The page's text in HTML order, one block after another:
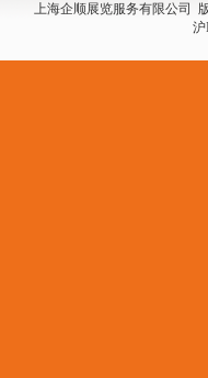
上海企顺展览服务有限公司
沪